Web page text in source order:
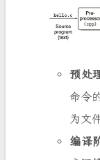
预处
命令
为文
编译